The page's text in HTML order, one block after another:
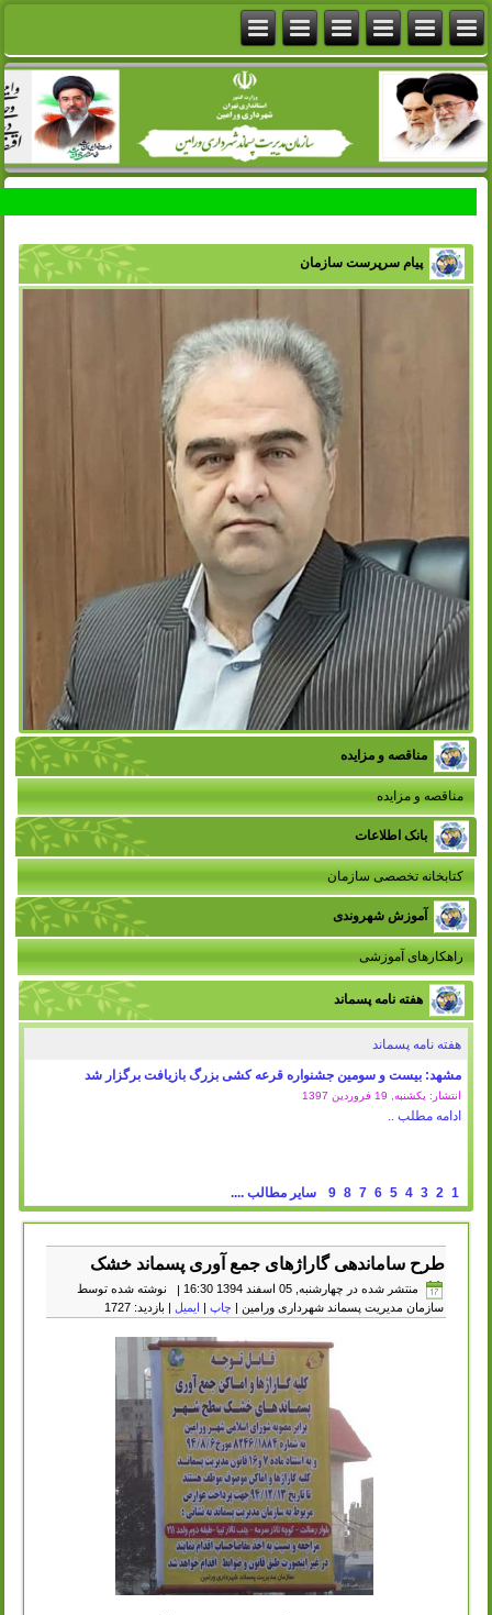
پیام سرپرست سازمان
مناقصه و مزایده
مناقصه و مزایده
بانک اطلاعات
کتابخانه تخصصی سازمان
آموزش شهروندی
راهکارهای آموزشی
هفته نامه پسماند
هفته نامه پسماند
مشهد: بیست و سومین جشنواره قرعه کشی بزرگ بازیافت برگزار شد
انتشار: یکشنبه, 19 فروردين 1397
ادامه مطلب ..
1
2
3
4
5
6
7
8
9 سایر مطالب ....
طرح ساماندهی گاراژهای جمع آوری پسماند خشک
منتشر شده در چهارشنبه, 05 اسفند 1394 16:30 |
نوشته شده توسط
سازمان مدیریت پسماند شهرداری ورامین | چاپ | ایمیل | بازدید: 1727